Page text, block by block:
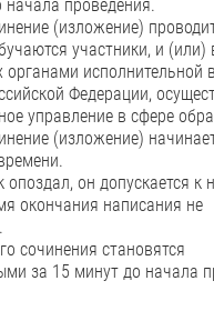
начала проведения.
(изложение)
участники, и (или)
органами исполнительной
Федерации,
управление в сфере
(изложение)
опоздал, он допускается к
окончания написания не
сочинения становятся
за 15 минут до начала